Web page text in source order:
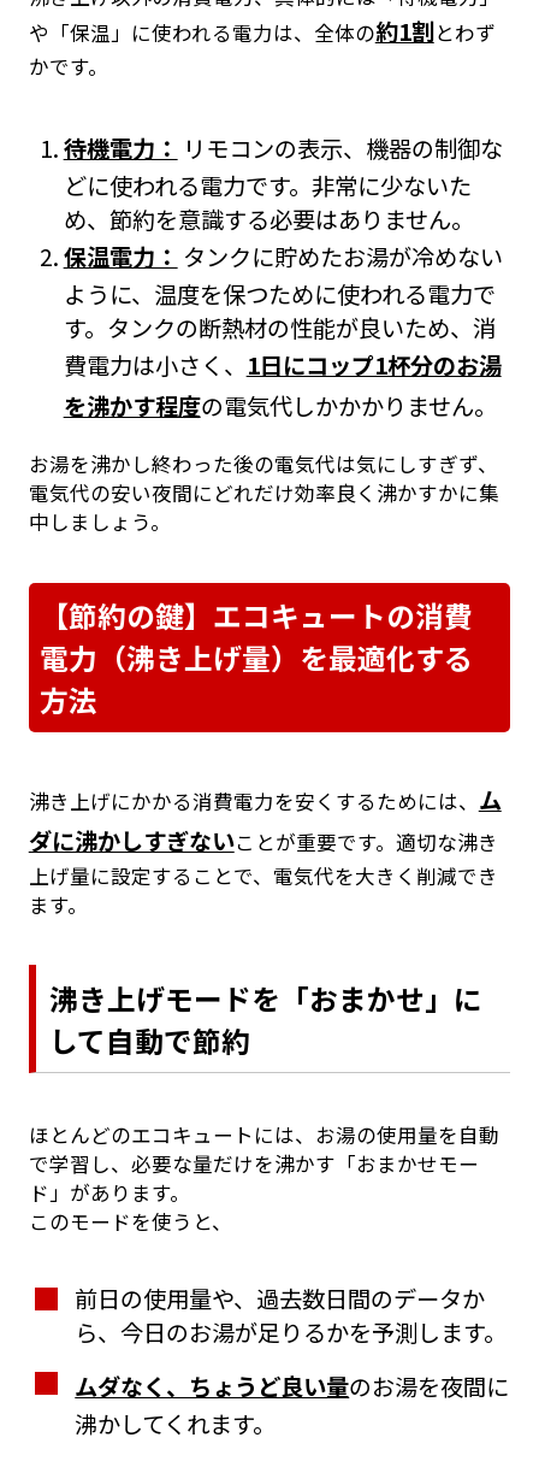
や「保温」に使われる電力は、全体の約1割とわず
かです。
待機電力： リモコンの表示、機器の制御な
どに使われる電力です。非常に少ないた
め、節約を意識する必要はありません。
保温電力： タンクに貯めたお湯が冷めない
ように、温度を保つために使われる電力で
す。タンクの断熱材の性能が良いため、消
費電力は小さく、 1日にコップ1杯分のお湯
を沸かす程度の電気代しかかかりません。
お湯を沸かし終わった後の電気代は気にしすぎず、
電気代の安い夜間にどれだけ効率良く沸かすかに集
中しましょう。
【節約の鍵】エコキュートの消費
電力（沸き上げ量）を最適化する
方法
沸き上げにかかる消費電力を安くするためには、 ム
ダに沸かしすぎないことが重要です。適切な沸き
上げ量に設定することで、電気代を大きく削減でき
ます。
沸き上げモードを「おまかせ」に
して自動で節約
ほとんどのエコキュートには、お湯の使用量を自動
で学習し、必要な量だけを沸かす「おまかせモー
ド」があります。
このモードを使うと、
前日の使用量や、過去数日間のデータか
ら、今日のお湯が足りるかを予測します。
ムダなく、ちょうど良い量のお湯を夜間に
沸かしてくれます。